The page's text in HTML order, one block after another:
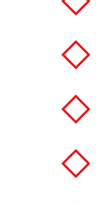
◇
◇
◇